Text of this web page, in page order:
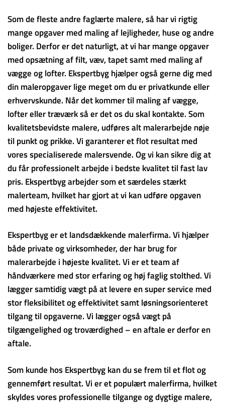
Som de fleste andre faglærte malere, så har vi rigtig
mange opgaver med maling af lejligheder, huse og andre
boliger. Derfor er det naturligt, at vi har mange opgaver
med opsætning af filt, væv, tapet samt med maling af
vægge og lofter. Ekspertbyg hjælper også gerne dig med
din maleropgaver lige meget om du er privatkunde eller
erhvervskunde. Når det kommer til maling af vægge,
lofter eller træværk så er det os du skal kontakte. Som
kvalitetsbevidste malere, udføres alt malerarbejde nøje
til punkt og prikke. Vi garanterer et flot resultat med
vores specialiserede malersvende. Og vi kan sikre dig at
du får professionelt arbejde i bedste kvalitet til fast lav
pris. Ekspertbyg arbejder som et særdeles stærkt
malerteam, hvilket har gjort at vi kan udføre opgaven
med højeste effektivitet.
Ekspertbyg er et landsdækkende malerfirma. Vi hjælper
både private og virksomheder, der har brug for
malerarbejde i højeste kvalitet. Vi er et team af
håndværkere med stor erfaring og høj faglig stolthed. Vi
lægger samtidig vægt på at levere en super service med
stor fleksibilitet og effektivitet samt løsningsorienteret
tilgang til opgaverne. Vi lægger også vægt på
tilgængelighed og troværdighed – en aftale er derfor en
aftale.
Som kunde hos Ekspertbyg kan du se frem til et flot og
gennemført resultat. Vi er et populært malerfirma, hvilket
skyldes vores professionelle tilgange og dygtige malere,